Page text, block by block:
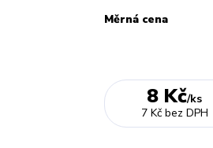
Měrná cena
8 Kč/ks
7 Kč bez DPH